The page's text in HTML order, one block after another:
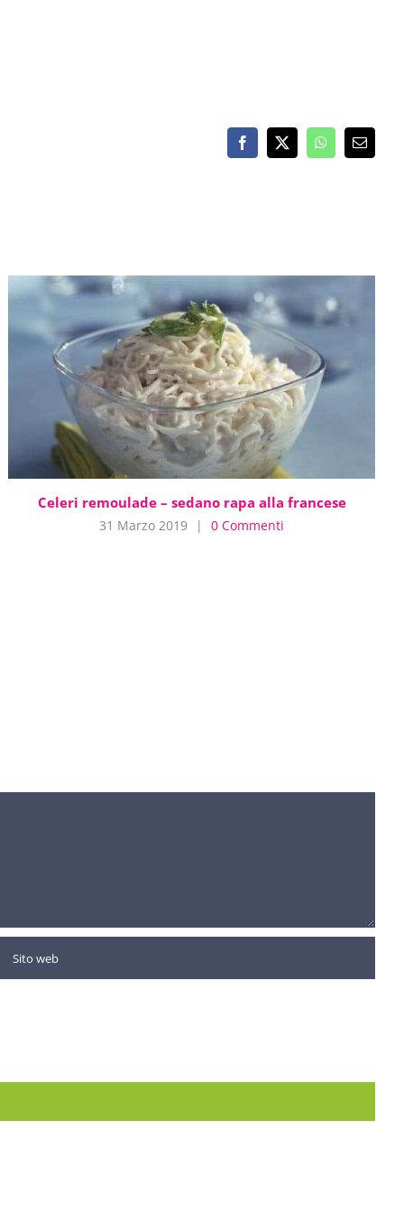
Facebook
X WhatsApp
Email
Celeri remoulade – sedano rapa alla francese
31 Marzo 2019 | 0 Commenti